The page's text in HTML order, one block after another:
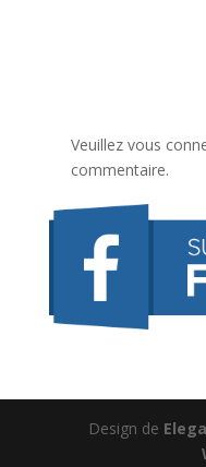
Veuillez vous
commentaire.
Design de